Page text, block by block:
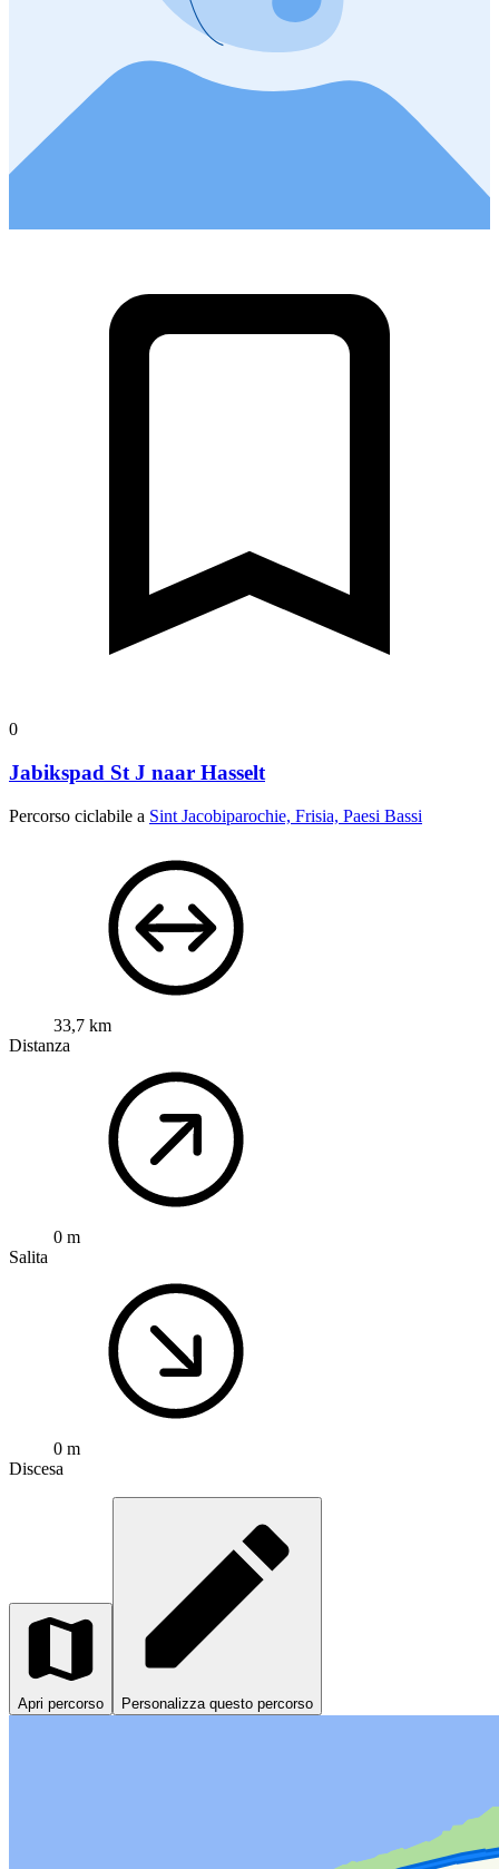
0
Jabikspad St J naar Hasselt
Percorso ciclabile a Sint Jacobiparochie, Frisia, Paesi Bassi
33,7 km
Distanza
0 m
Salita
0 m
Discesa
Apri percorso Personalizza questo percorso